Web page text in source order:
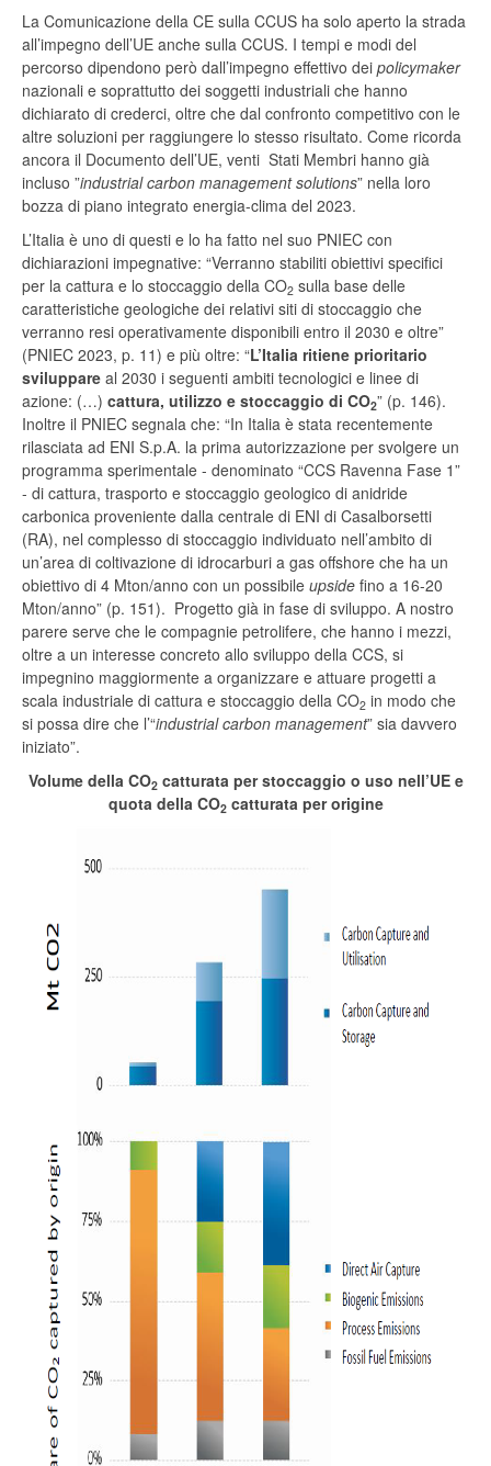
La Comunicazione della CE sulla CCUS ha solo aperto la strada
all’impegno dell’UE anche sulla CCUS. I tempi e modi del
percorso dipendono però dall’impegno effettivo dei policymaker
nazionali e soprattutto dei soggetti industriali che hanno
dichiarato di crederci, oltre che dal confronto competitivo con le
altre soluzioni per raggiungere lo stesso risultato. Come ricorda
ancora il Documento dell’UE, venti Stati Membri hanno già
incluso ”industrial carbon management solutions” nella loro
bozza di piano integrato energia-clima del 2023.
L’Italia è uno di questi e lo ha fatto nel suo PNIEC con
dichiarazioni impegnative: “Verranno stabiliti obiettivi specifici
per la cattura e lo stoccaggio della CO2 sulla base delle
caratteristiche geologiche dei relativi siti di stoccaggio che
verranno resi operativamente disponibili entro il 2030 e oltre”
(PNIEC 2023, p. 11) e più oltre: “L’Italia ritiene prioritario
sviluppare al 2030 i seguenti ambiti tecnologici e linee di
azione: (…) cattura, utilizzo e stoccaggio di CO2” (p. 146).
Inoltre il PNIEC segnala che: “In Italia è stata recentemente
rilasciata ad ENI S.p.A. la prima autorizzazione per svolgere un
programma sperimentale - denominato “CCS Ravenna Fase 1”
- di cattura, trasporto e stoccaggio geologico di anidride
carbonica proveniente dalla centrale di ENI di Casalborsetti
(RA), nel complesso di stoccaggio individuato nell’ambito di
un’area di coltivazione di idrocarburi a gas offshore che ha un
obiettivo di 4 Mton/anno con un possibile upside fino a 16-20
Mton/anno” (p. 151). Progetto già in fase di sviluppo. A nostro
parere serve che le compagnie petrolifere, che hanno i mezzi,
oltre a un interesse concreto allo sviluppo della CCS, si
impegnino maggiormente a organizzare e attuare progetti a
scala industriale di cattura e stoccaggio della CO2 in modo che
si possa dire che l’“industrial carbon management” sia davvero
iniziato”.
Volume della CO2catturata per stoccaggio o uso nell’UE e
quota della CO2catturata per origine